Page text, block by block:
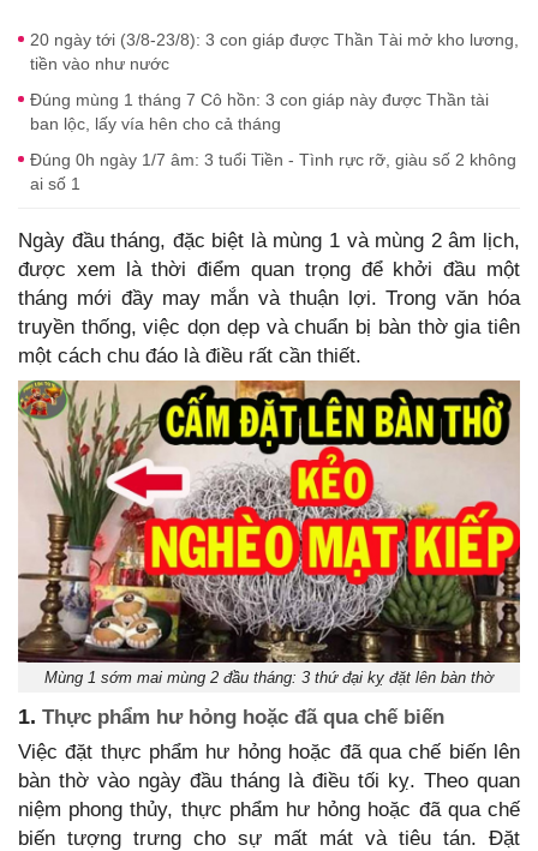
20 ngày tới (3/8-23/8): 3 con giáp được Thần Tài mở kho lương,
tiền vào như nước
Đúng mùng 1 tháng 7 Cô hồn: 3 con giáp này được Thần tài
ban lộc, lấy vía hên cho cả tháng
Đúng 0h ngày 1/7 âm: 3 tuổi Tiền - Tình rực rỡ, giàu số 2 không
ai số 1
Ngày đầu tháng, đặc biệt là mùng 1 và mùng 2 âm lịch,
được xem là thời điểm quan trọng để khởi đầu một
tháng mới đầy may mắn và thuận lợi. Trong văn hóa
truyền thống, việc dọn dẹp và chuẩn bị bàn thờ gia tiên
một cách chu đáo là điều rất cần thiết.
Mùng 1 sớm mai mùng 2 đầu tháng: 3 thứ đại kỵ đặt lên bàn thờ
1. Thực phẩm hư hỏng hoặc đã qua chế biến
Việc đặt thực phẩm hư hỏng hoặc đã qua chế biến lên
bàn thờ vào ngày đầu tháng là điều tối kỵ. Theo quan
niệm phong thủy, thực phẩm hư hỏng hoặc đã qua chế
biến tượng trưng cho sự mất mát và tiêu tán. Đặt